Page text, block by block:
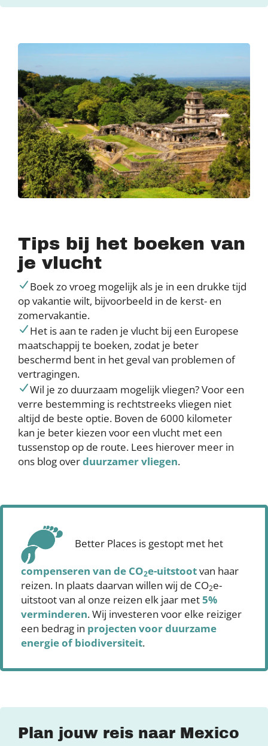
Tips bij het boeken van
je vlucht
Boek zo vroeg mogelijk als je in een drukke tijd
op vakantie wilt, bijvoorbeeld in de kerst- en
zomervakantie.
Het is aan te raden je vlucht bij een Europese
maatschappij te boeken, zodat je beter
beschermd bent in het geval van problemen of
vertragingen.
Wil je zo duurzaam mogelijk vliegen? Voor een
verre bestemming is rechtstreeks vliegen niet
altijd de beste optie. Boven de 6000 kilometer
kan je beter kiezen voor een vlucht met een
tussenstop op de route. Lees hierover meer in
ons blog overduurzamer vliegen.
Better Places is gestopt met het
compenseren van de CO2e-uitstootvan haar
reizen. In plaats daarvan willen wij de CO2e-
uitstoot van al onze reizen elk jaar met5%
verminderen. Wij investeren voor elke reiziger
een bedrag in projecten voor duurzame
energie of biodiversiteit.
Plan jouw reis naar Mexico